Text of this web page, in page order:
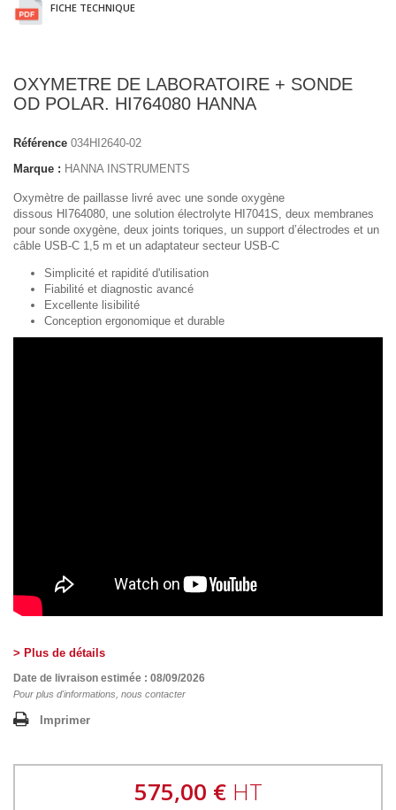
FICHE TECHNIQUE
OXYMETRE DE LABORATOIRE + SONDE
OD POLAR. HI764080 HANNA
Référence 034HI2640-02
Marque : HANNA INSTRUMENTS
Oxymètre de paillasse livré avec une sonde oxygène
dissous HI764080, une solution électrolyte HI7041S, deux membranes
pour sonde oxygène, deux joints toriques, un support d’électrodes et un
câble USB-C 1,5 m et un adaptateur secteur USB-C
Simplicité et rapidité d'utilisation
Fiabilité et diagnostic avancé
Excellente lisibilité
Conception ergonomique et durable
> Plus de détails
Date de livraison estimée : 08/09/2026
Pour plus d'informations, nous contacter
Imprimer
575,00 €HT